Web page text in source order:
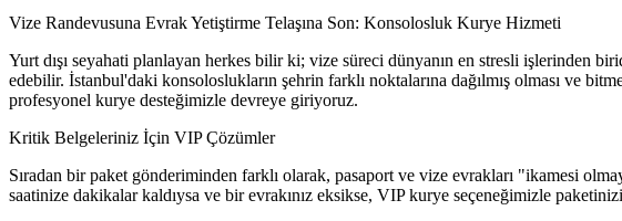
Vize Randevusuna Evrak Yetiştirme Telaşına Son: Konsolosluk Kurye Hizmeti
Yurt dışı seyahati planlayan herkes bilir ki; vize süreci dünyanın en stresli işlerinden
edebilir. İstanbul'daki konsoloslukların şehrin farklı noktalarına dağılmış olması ve
profesyonel kurye desteğimizle devreye giriyoruz.
Kritik Belgeleriniz İçin VIP Çözümler
Sıradan bir paket gönderiminden farklı olarak, pasaport ve vize evrakları "ikamesi
saatinize dakikalar kaldıysa ve bir evrakınız eksikse, VIP kurye seçeneğimizle